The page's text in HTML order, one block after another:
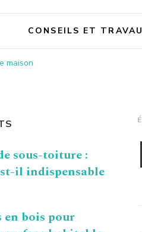
CONSEILS ET
maison
sous-toiture :
il indispensable
en bois pour